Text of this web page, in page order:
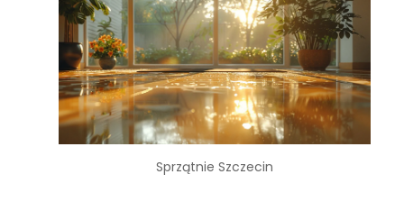
Sprzątnie Szczecin